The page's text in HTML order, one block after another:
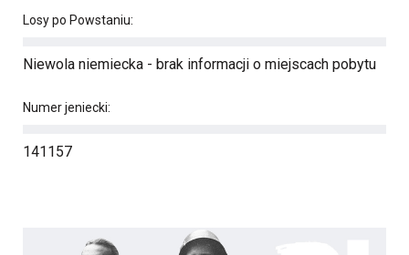
Losy po Powstaniu:
Niewola niemiecka - brak informacji o miejscach pobytu
Numer jeniecki:
141157